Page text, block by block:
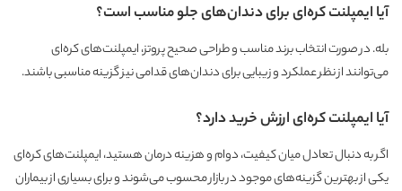
آیا ایمپلنت کره‌ای برای دندان‌های جلو مناسب است؟
بله. در صورت انتخاب برند مناسب و طراحی صحیح پروتز، ایمپلنت‌های کره‌ای
می‌توانند از نظر عملکرد و زیبایی برای دندان‌های قدامی نیز گزینه مناسبی باشند.
آیا ایمپلنت کره‌ای ارزش خرید دارد؟
اگر به دنبال تعادل میان کیفیت، دوام و هزینه درمان هستید، ایمپلنت‌های کره‌ای
یکی از بهترین گزینه‌های موجود در بازار محسوب می‌شوند و برای بسیاری از بیماران